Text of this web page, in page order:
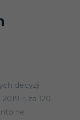
decyzji
r. za 120